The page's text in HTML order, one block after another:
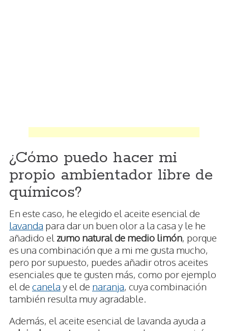
¿Cómo puedo hacer mi
propio ambientador libre de
químicos?
En este caso, he elegido el aceite esencial de
lavanda para dar un buen olor a la casa y le he
añadido el zumo natural de medio limón, porque
es una combinación que a mi me gusta mucho,
pero por supuesto, puedes añadir otros aceites
esenciales que te gusten más, como por ejemplo
el de canela y el de naranja, cuya combinación
también resulta muy agradable.
Además, el aceite esencial de lavanda ayuda a